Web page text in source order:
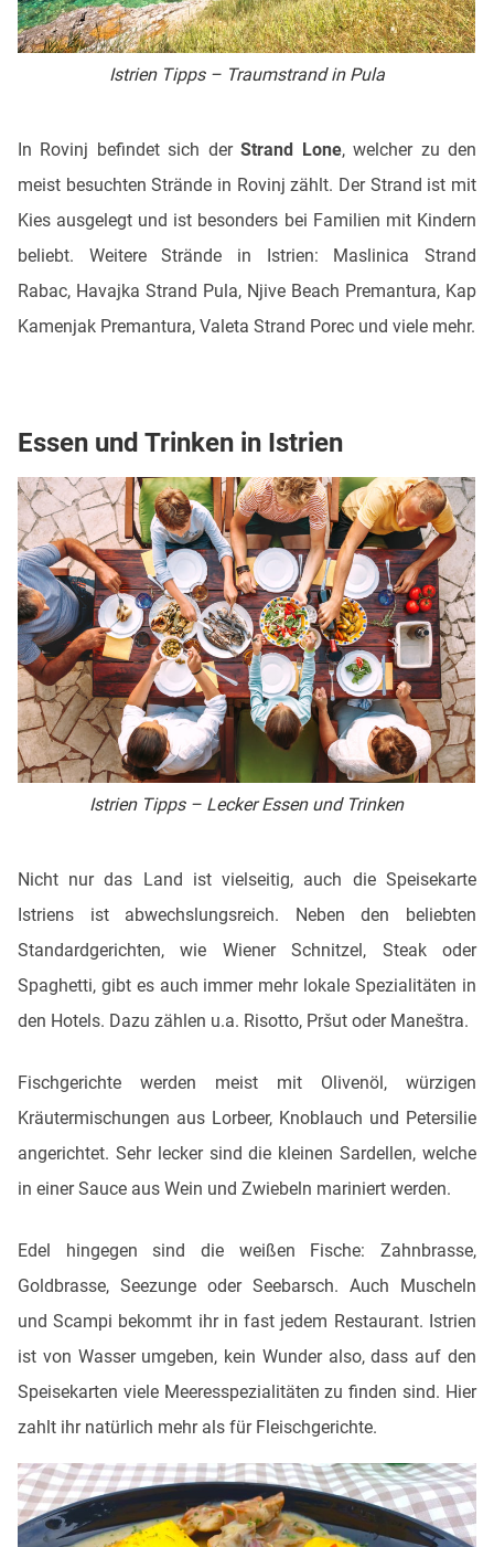
Istrien Tipps – Traumstrand in Pula
In Rovinj befindet sich derStrand Lone, welcher zu den
meist besuchten Strände in Rovinj zählt. Der Strand ist mit
Kies ausgelegt und ist besonders bei Familien mit Kindern
beliebt. Weitere Strände in Istrien: Maslinica Strand
Rabac, Havajka Strand Pula, Njive Beach Premantura, Kap
Kamenjak Premantura, Valeta Strand Porec und viele mehr.
Essen und Trinken in Istrien
Istrien Tipps – Lecker Essen und Trinken
Nicht nur das Land ist vielseitig, auch die Speisekarte
Istriens ist abwechslungsreich. Neben den beliebten
Standardgerichten, wie Wiener Schnitzel, Steak oder
Spaghetti, gibt es auch immer mehr lokale Spezialitäten in
den Hotels. Dazu zählen u.a. Risotto, Pršut oder Maneštra.
Fischgerichte werden meist mit Olivenöl, würzigen
Kräutermischungen aus Lorbeer, Knoblauch und Petersilie
angerichtet. Sehr lecker sind die kleinen Sardellen, welche
in einer Sauce aus Wein und Zwiebeln mariniert werden.
Edel hingegen sind die weißen Fische: Zahnbrasse,
Goldbrasse, Seezunge oder Seebarsch. Auch Muscheln
und Scampi bekommt ihr in fast jedem Restaurant. Istrien
ist von Wasser umgeben, kein Wunder also, dass auf den
Speisekarten viele Meeresspezialitäten zu finden sind. Hier
zahlt ihr natürlich mehr als für Fleischgerichte.